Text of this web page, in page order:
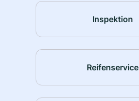
Inspektion
Reifenservice